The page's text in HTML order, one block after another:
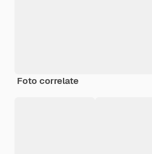
Foto correlate